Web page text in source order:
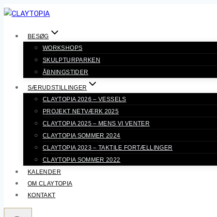
Fortsæt
BESØG
WORKSHOPS
SKULPTURPARKEN
ÅBNINGSTIDER
SÆRUDSTILLINGER
CLAYTOPIA 2026 – VESSELS
PROJEKT NETVÆRK 2025
CLAYTOPIA 2025 – MENS VI VENTER
CLAYTOPIA SOMMER 2024
CLAYTOPIA 2023 – TAKTILE FORTÆLLINGER
CLAYTOPIA SOMMER 2022
KALENDER
OM CLAYTOPIA
KONTAKT